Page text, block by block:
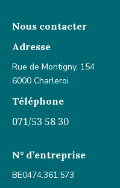
Nous contacter
Adresse
Rue de Montigny, 154
6000 Charleroi
Téléphone
071/53 58 30
N° d’entreprise
BE0474.361.573